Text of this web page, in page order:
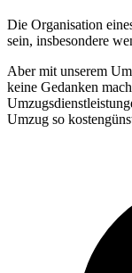
Die Organisation
sein, insbesondere
Aber mit unserem
keine Gedanken
Umzug so